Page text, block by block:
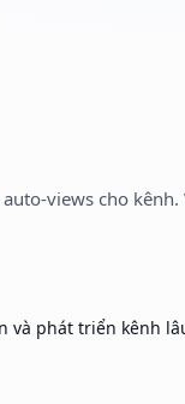
views cho
và phát triển kênh